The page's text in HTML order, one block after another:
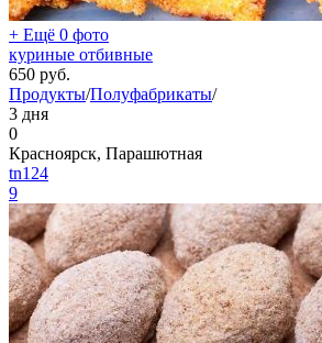
+ Ещё 0 фото
куриные отбивные
650 руб.
Продукты/Полуфабрикаты/
3 дня
0
Красноярск, Парашютная
tn124
9